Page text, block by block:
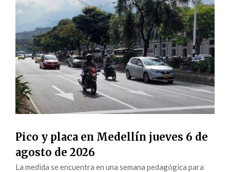
Pico y placa en Medellín jueves 6 de
agosto de 2026
La medida se encuentra en una semana pedagógica para